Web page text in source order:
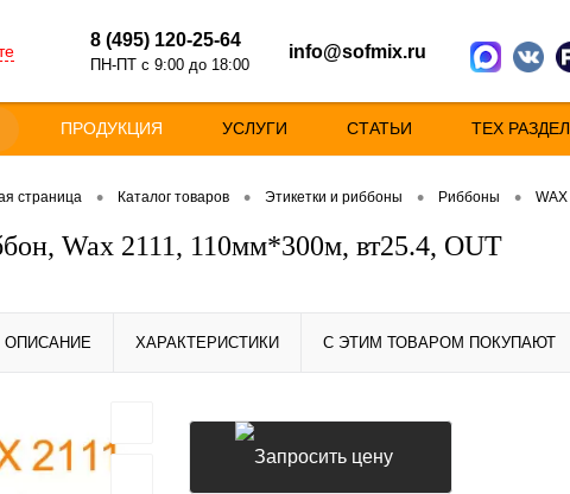
8 (495) 120-25-64
ПН-ПТ с 9:00 до 18:00
info@sofmix.ru
ПРОДУКЦИЯ УСЛУГИ СТАТЬИ ТЕХ РАЗДЕЛ
страница • Каталог товаров • Этикетки и риббоны • Риббоны • WAX
Wax 2111, 110мм*300м, вт25.4, OUT
ОПИСАНИЕ ХАРАКТЕРИСТИКИ С ЭТИМ ТОВАРОМ ПОКУПАЮТ